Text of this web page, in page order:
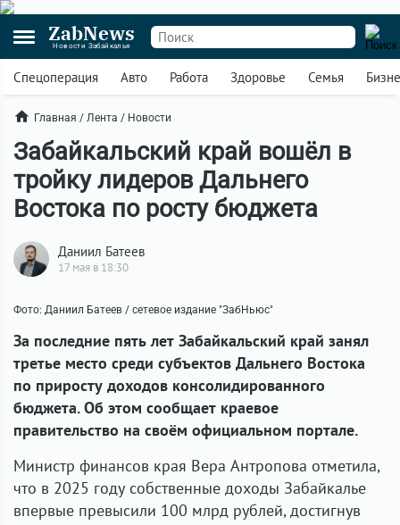
ZabNews
Новости Забайкалья
Спецоперация Авто Работа Здоровье Семья
Главная / Лента / Новости
Забайкальский край вошёл в
тройку лидеров Дальнего
Востока по росту бюджета
Даниил Батеев
17 мая в 18:30
Фото: Даниил Батеев / сетевое издание "ЗабНьюс"
За последние пять лет Забайкальский край занял
третье место среди субъектов Дальнего Востока
по приросту доходов консолидированного
бюджета. Об этом сообщает краевое
правительство на своём официальном портале.
Министр финансов края Вера Антропова отметила,
что в 2025 году собственные доходы Забайкалье
впервые превысили 100 млрд рублей, достигнув